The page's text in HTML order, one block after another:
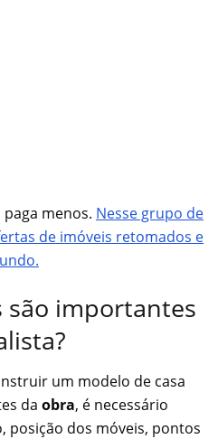
menos. Nesse grupo de
de imóveis retomados e
são importantes
um modelo de casa
da obra, é necessário
posição dos móveis, pontos